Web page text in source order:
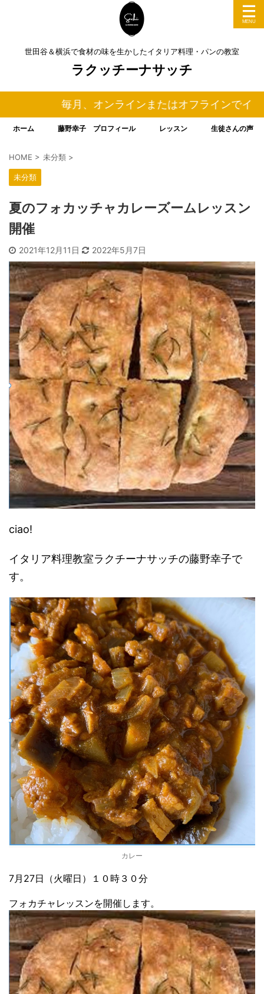
世田谷＆横浜で食材の味を生かしたイタリア料理・パンの教室
ラクッチーナサッチ
毎月、オンラインまたはオフラインでイタリ
ホーム 藤野幸子 プロフィール レッスン 生徒さんの声
HOME > 未分類 >
未分類
夏のフォカッチャカレーズームレッスン
開催
2021年12月11日 2022年5月7日
ciao!
イタリア料理教室ラクチーナサッチの藤野幸子で
す。
カレー
7月27日（火曜日）１０時３０分
フォカチャレッスンを開催します。